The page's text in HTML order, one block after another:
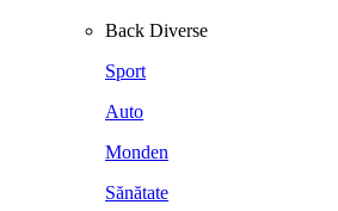
Back Diverse
Sport
Auto
Monden
Sănătate